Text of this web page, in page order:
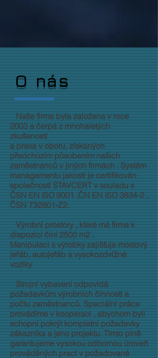
O nás
Naše firma byla založena v roce
2003 a čerpá z mnohaletých
zkušeností
a praxe v oboru, získaných
předchozím působením našich
zaměstnanců v jiných firmách . Systém
managementu jakosti je certifikován
společností STAVCERT v souladu s
ČSN EN ISO 9001 ,ČN EN ISO 3834-2 ,
ČSN 732601-Z2.
Výrobní prostory , které má firma k
dispozici činí 2500 m2 .
Manipulaci s výrobky zajišťuje mostový
jeřáb, autojeřáb a vysokozdvižné
vozíky
Strojní vybavení odpovídá
požadavkům výrobních činností a
počtu zaměstnanců. Speciální práce
provádíme v kooperaci , abychom byli
schopni pokrýt kompletní požadavky
zákazníka a jeho projektu. Tímto plně
garantujeme vysokou odbornou úroveň
prováděných prací v požadované